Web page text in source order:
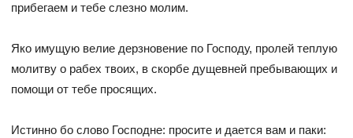
прибегаем и тебе слезно молим.
Яко имущую велие дерзновение по Господу, пролей теплую
молитву о рабех твоих, в скорбе дущевней пребывающих и
помощи от тебе просящих.
Истинно бо слово Господне: просите и дается вам и паки: